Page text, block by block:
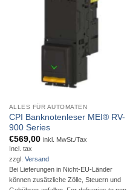
ALLES FÜR AUTOMATEN
CPI Banknotenleser MEI® RV-
900 Series
€569,00 inkl. MwSt./Tax
Incl. tax
zzgl. Versand
Bei Lieferungen in Nicht-EU-Länder
können zusätzliche Zölle, Steuern und